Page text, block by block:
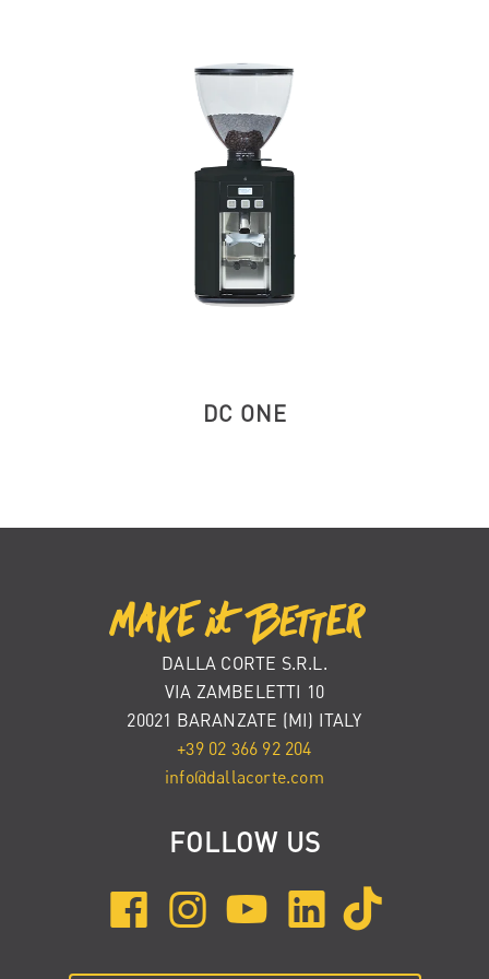
DC ONE
DALLA CORTE S.R.L.
VIA ZAMBELETTI 10
20021 BARANZATE (MI) ITALY
+39 02 366 92 204
info@dallacorte.com
FOLLOW US